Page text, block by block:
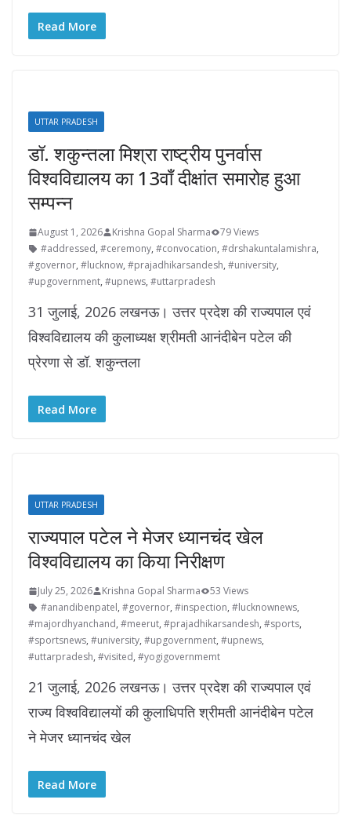
Read More
UTTAR PRADESH
डॉ. शकुन्तला मिश्रा राष्ट्रीय पुनर्वास
विश्वविद्यालय का 13वाँ दीक्षांत समारोह हुआ
सम्पन्न
August 1, 2026 Krishna Gopal Sharma
79 Views
#addressed, #ceremony, #convocation, #drshakuntalamishra,
#governor, #lucknow, #prajadhikarsandesh, #university,
#upgovernment, #upnews, #uttarpradesh
31 जुलाई, 2026 लखनऊ। उत्तर प्रदेश की राज्यपाल एवं
विश्वविद्यालय की कुलाध्यक्ष श्रीमती आनंदीबेन पटेल की
प्रेरणा से डॉ. शकुन्तला
Read More
UTTAR PRADESH
राज्यपाल पटेल ने मेजर ध्यानचंद खेल
विश्वविद्यालय का किया निरीक्षण
July 25, 2026 Krishna Gopal Sharma
53 Views
#anandibenpatel, #governor, #inspection, #lucknownews,
#majordhyanchand, #meerut, #prajadhikarsandesh, #sports,
#sportsnews, #university, #upgovernment, #upnews,
#uttarpradesh, #visited, #yogigovernmemt
21 जुलाई, 2026 लखनऊ। उत्तर प्रदेश की राज्यपाल एवं
राज्य विश्वविद्यालयों की कुलाधिपति श्रीमती आनंदीबेन पटेल
ने मेजर ध्यानचंद खेल
Read More